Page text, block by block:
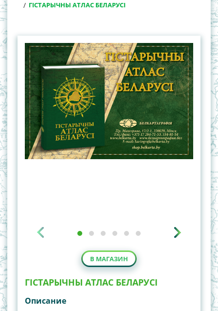
ГІСТАРЫЧНЫ АТЛАС БЕЛАРУСІ
В МАГАЗИН
ГІСТАРЫЧНЫ АТЛАС БЕЛАРУСІ
Описание